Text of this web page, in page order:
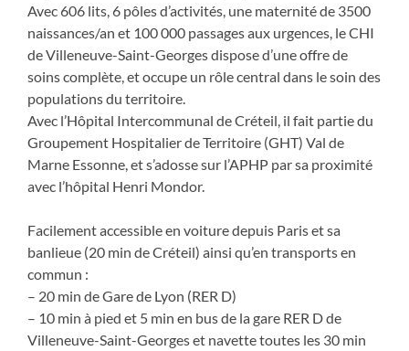
Avec 606 lits, 6 pôles d’activités, une maternité de 3500
naissances/an et 100 000 passages aux urgences, le CHI
de Villeneuve-Saint-Georges dispose d’une offre de
soins complète, et occupe un rôle central dans le soin des
populations du territoire.
Avec l’Hôpital Intercommunal de Créteil, il fait partie du
Groupement Hospitalier de Territoire (GHT) Val de
Marne Essonne, et s’adosse sur l’APHP par sa proximité
avec l’hôpital Henri Mondor.
Facilement accessible en voiture depuis Paris et sa
banlieue (20 min de Créteil) ainsi qu’en transports en
commun :
– 20 min de Gare de Lyon (RER D)
– 10 min à pied et 5 min en bus de la gare RER D de
Villeneuve-Saint-Georges et navette toutes les 30 min